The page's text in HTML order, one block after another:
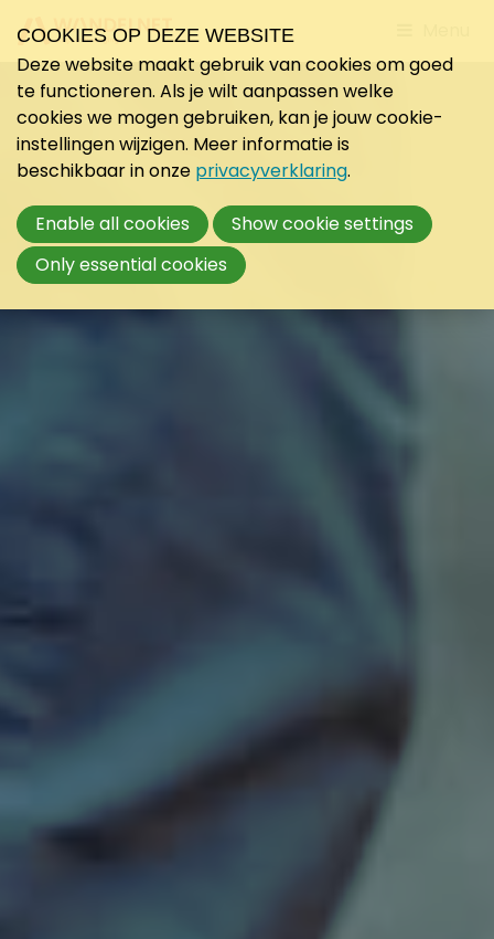
to
COOKIES OP DEZE WEBSITE
Deze website maakt gebruik van cookies om goed
te functioneren. Als je wilt aanpassen welke
cookies we mogen gebruiken, kan je jouw cookie-
instellingen wijzigen. Meer informatie is
beschikbaar in onze privacyverklaring.
Enable all cookies
Show cookie settings
Only essential cookies